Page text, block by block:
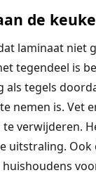
de
laminaat niet
tegendeel is
als tegels
nemen is. Vet
verwijderen.
uitstraling. Ook